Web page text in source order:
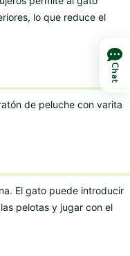
lo que reduce el
de peluche con varita
El gato puede introducir
pelotas y jugar con el
Chat